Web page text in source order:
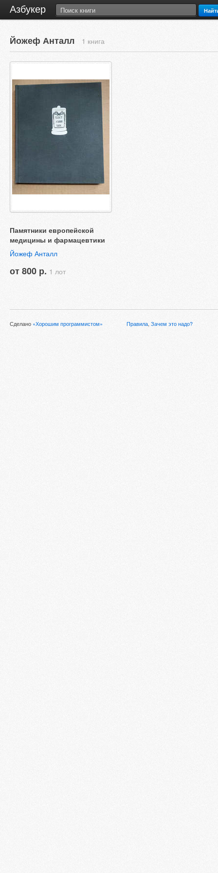
Азбукер
Йожеф Анталл 1 книга
Памятники европейской
медицины и фармацевтики
Йожеф Анталл
от 800 р. 1 лот
Сделано «Хорошим программистом» Правила, Зачем это надо?